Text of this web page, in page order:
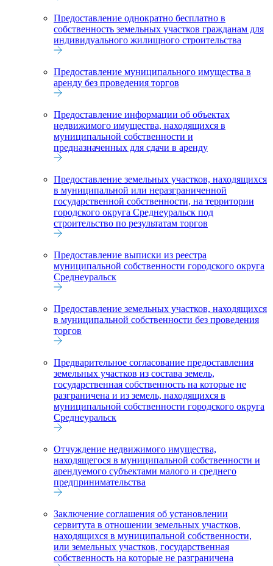
Предоставление однократно бесплатно в
собственность земельных участков гражданам для
индивидуального жилищного строительства
Предоставление муниципального имущества в
аренду без проведения торгов
Предоставление информации об объектах
недвижимого имущества, находящихся в
муниципальной собственности и
предназначенных для сдачи в аренду
Предоставление земельных участков, находящихся
в муниципальной или неразграниченной
государственной собственности, на территории
городского округа Среднеуральск под
строительство по результатам торгов
Предоставление выписки из реестра
муниципальной собственности городского округа
Среднеуральск
Предоставление земельных участков, находящихся
в муниципальной собственности без проведения
торгов
Предварительное согласование предоставления
земельных участков из состава земель,
государственная собственность на которые не
разграничена и из земель, находящихся в
муниципальной собственности городского округа
Среднеуральск
Отчуждение недвижимого имущества,
находящегося в муниципальной собственности и
арендуемого субъектами малого и среднего
предпринимательства
Заключение соглашения об установлении
сервитута в отношении земельных участков,
находящихся в муниципальной собственности,
или земельных участков, государственная
собственность на которые не разграничена